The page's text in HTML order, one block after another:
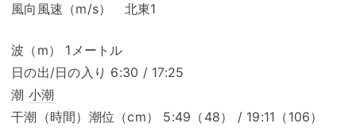
風向風速（m/s） 北東1
波（m） 1メートル
日の出/日の入り 6:30 / 17:25
潮 小潮
干潮（時間）潮位（cm） 5:49（48） / 19:11（106）